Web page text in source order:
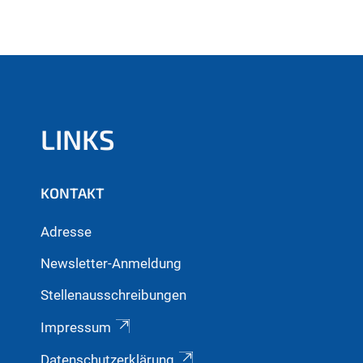
LINKS
KONTAKT
Adresse
Newsletter-Anmeldung
Stellenausschreibungen
Impressum
Datenschutzerklärung